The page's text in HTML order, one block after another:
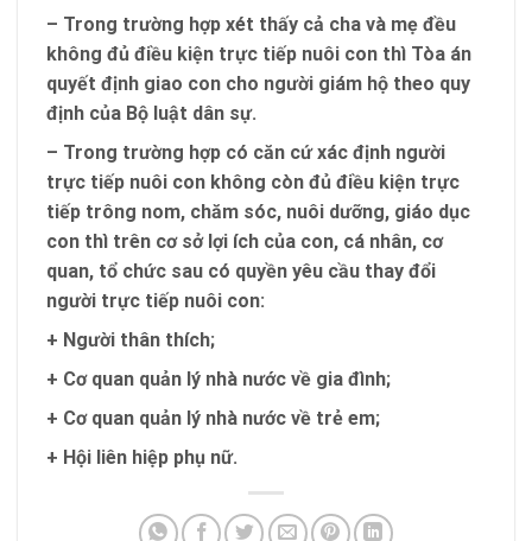
– Trong trường hợp xét thấy cả cha và mẹ đều
không đủ điều kiện trực tiếp nuôi con thì Tòa án
quyết định giao con cho người giám hộ theo quy
định của Bộ luật dân sự.
– Trong trường hợp có căn cứ xác định người
trực tiếp nuôi con không còn đủ điều kiện trực
tiếp trông nom, chăm sóc, nuôi dưỡng, giáo dục
con thì trên cơ sở lợi ích của con, cá nhân, cơ
quan, tổ chức sau có quyền yêu cầu thay đổi
người trực tiếp nuôi con:
+ Người thân thích;
+ Cơ quan quản lý nhà nước về gia đình;
+ Cơ quan quản lý nhà nước về trẻ em;
+ Hội liên hiệp phụ nữ.